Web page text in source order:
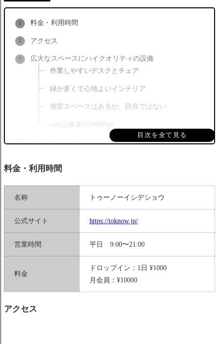
目次を全て見る
料金・利用時間
アクセス
広大なスペースにハイクオリティの設備
作業しやすいデスクとチェア
緑が多くて心地よいインテリア
個室スペースはあるが、防音ではない
wifiは爆速の500Mbps
使いやすさも抜群
利用者には屋上も開放！利根川の景色が一望
東庄にコワーキングスペースがあるということ
まだまだ発展途上！これからの活用が楽しみ
短期宿泊・観光とどう連携するか？
料金・利用時間
名称 トゥーノーイシデショウ
公式サイト https://toknow.jp/
営業時間 平日 9:00〜21:00
料金
ドロップイン：1日 ¥1000
月会員：¥10000
アクセス